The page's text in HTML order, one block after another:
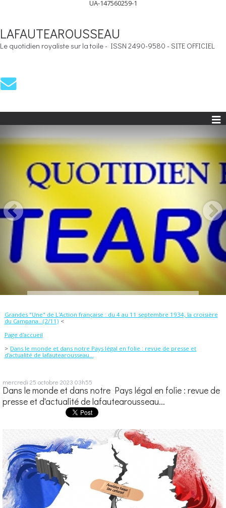
UA-147560259-1
LAFAUTEAROUSSEAU
Le quotidien royaliste sur la toile - ISSN 2490-9580 - SITE OFFICIEL
Grandes "Une" de L'Action française : du 4 au 11 septembre 1934, la croisière
du Campana...(2/11)
Page d'accueil
Dans le monde et dans notre Pays légal en folie : revue de presse et
d'actualité de lafautearousseau...
mercredi 25 octobre 2023 03h55
Dans le monde et dans notre Pays légal en folie : revue de
presse et d'actualité de lafautearousseau...